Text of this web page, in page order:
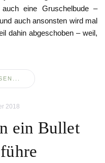
eine Gruschelbude –
auch ansonsten wird mal
dahin abgeschoben – weil,
2018
ein Bullet